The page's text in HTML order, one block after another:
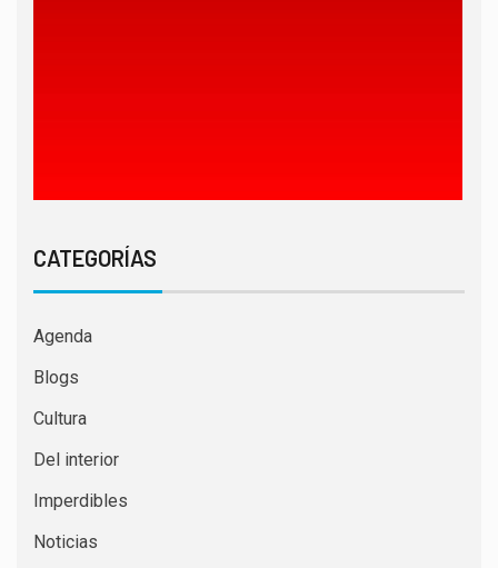
CATEGORÍAS
Agenda
Blogs
Cultura
Del interior
Imperdibles
Noticias